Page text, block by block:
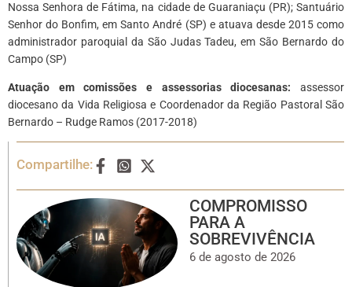
Nossa Senhora de Fátima, na cidade de Guaraniaçu (PR); Santuário
Senhor do Bonfim, em Santo André (SP) e atuava desde 2015 como
administrador paroquial da São Judas Tadeu, em São Bernardo do
Campo (SP)
Atuação em comissões e assessorias diocesanas: assessor
diocesano da Vida Religiosa e Coordenador da Região Pastoral São
Bernardo – Rudge Ramos (2017-2018)
Compartilhe:
COMPROMISSO
PARA A
SOBREVIVÊNCIA
6 de agosto de 2026